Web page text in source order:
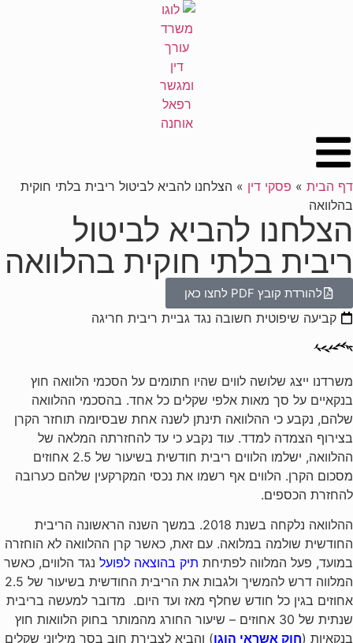
דף הבית » פסקי דין » הצלחנו להביא לביטול ריבית בלתי חוקית
בהלוואה
הצלחנו להביא לביטול
ריבית בלתי חוקית בהלוואה
להורדת קובץ PDF לחצו כאן
קביעה שיפוטית חשובה נגד גביית ריבית חריגה
משרדנו ייצג שלושה לווים שהיו חתומים על הסכמי הלוואה חוץ
בנקאיים על סך מאות אלפי שקלים כל אחד. בהסכמי ההלוואה
שלהם, נקבע כי ההלוואה תינתן לשנה אחת שבסיומה תוחזר הקרן
בצירוף הצמדה למדד. עוד נקבע כי עד להחזרתה המלאה של
ההלוואה, ישלמו הלווים ריבית חודשית בשיעור של 2.5 אחוזים
מסכום הקרן. הלווים אף רשמו את נכסי המקרקעין שלהם כערובה
להחזרת הכספים.
ההלוואה נלקחה בשנת 2018. במשך השנה הראשונה הריבית
החודשית שולמה במלואה. עם זאת, כאשר קרן ההלוואה לא הוחזרה
במועד, פעל המלווה לפתיחת תיק בהוצאה לפועל נגד הלווים, כאשר
המלווה דרש להמשיך ולגבות את הריבית החודשית בשיעור של 2.5
אחוזים בגין כל חודש שחלף מאז ועד היום. מדובר למעשה בריבית
שנתית של 30 אחוזים – שיעור החורג מהמותר בחוק הלוואות חוץ
בנקאיות (חוק אשראי הוגן) והביא לצבירת חוב בסך מיליוני שקלים